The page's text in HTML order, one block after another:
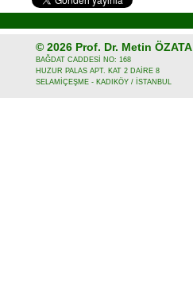
© 2026 Prof. Dr. Metin ÖZATA
BAĞDAT CADDESİ NO: 168
HUZUR PALAS APT. KAT 2 DAİRE 8
SELAMİÇEŞME - KADIKÖY / İSTANBUL